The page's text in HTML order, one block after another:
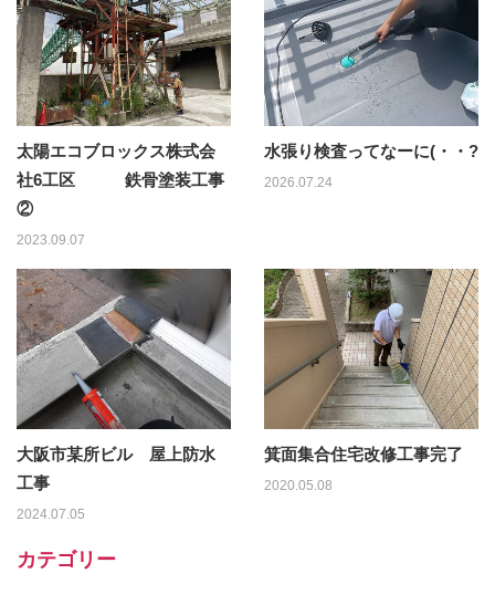
太陽エコブロックス株式会
社6工区 鉄骨塗装工事
②
2023.09.07
水張り検査ってなーに(・・?
2026.07.24
大阪市某所ビル 屋上防水
工事
2024.07.05
箕面集合住宅改修工事完了
2020.05.08
カテゴリー